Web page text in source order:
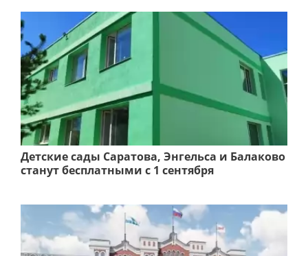
Детские сады Саратова, Энгельса и Балаково
станут бесплатными с 1 сентября